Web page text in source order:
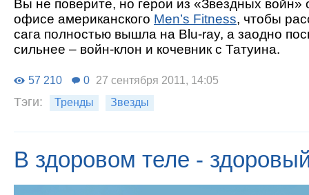
Вы не поверите, но герои из «Звездных войн»
офисе американского Men’s Fitness, чтобы
сага полностью вышла на Blu-ray, а заодно
сильнее – войн-клон и кочевник с Татуина.
57 210 0 27 сентября 2011, 14:05
Тэги: Тренды Звезды
В здоровом теле -